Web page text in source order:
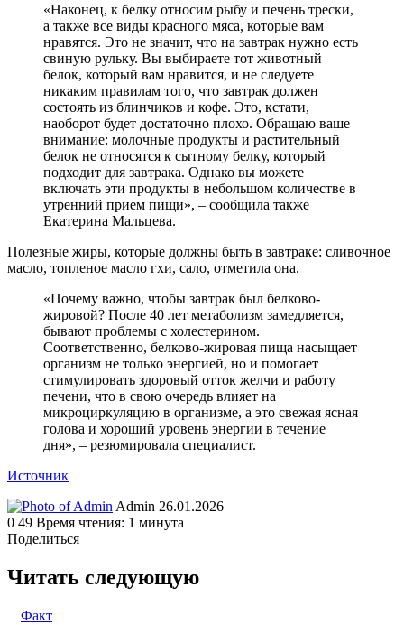
«Наконец, к белку относим рыбу и печень трески,
а также все виды красного мяса, которые вам
нравятся. Это не значит, что на завтрак нужно есть
свиную рульку. Вы выбираете тот животный
белок, который вам нравится, и не следуете
никаким правилам того, что завтрак должен
состоять из блинчиков и кофе. Это, кстати,
наоборот будет достаточно плохо. Обращаю ваше
внимание: молочные продукты и растительный
белок не относятся к сытному белку, который
подходит для завтрака. Однако вы можете
включать эти продукты в небольшом количестве в
утренний прием пищи», – сообщила также
Екатерина Мальцева.
Полезные жиры, которые должны быть в завтраке: сливочное
масло, топленое масло гхи, сало, отметила она.
«Почему важно, чтобы завтрак был белково-
жировой? После 40 лет метаболизм замедляется,
бывают проблемы с холестерином.
Соответственно, белково-жировая пища насыщает
организм не только энергией, но и помогает
стимулировать здоровый отток желчи и работу
печени, что в свою очередь влияет на
микроциркуляцию в организме, а это свежая ясная
голова и хороший уровень энергии в течение
дня», – резюмировала специалист.
Источник
Admin Send
an
26.01.2026
0 49 Время чтения: 1 минута
Поделиться
через
электронную
Читать следующую
Факт